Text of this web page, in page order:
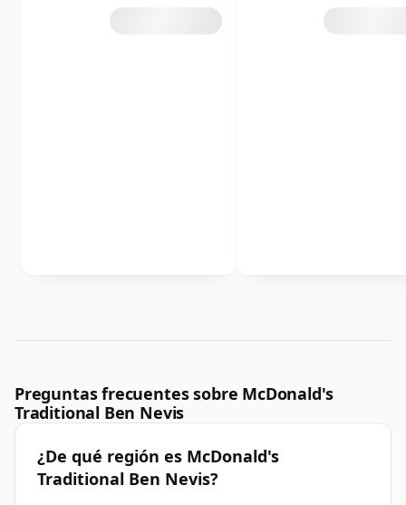
Preguntas frecuentes sobre McDonald's
Traditional Ben Nevis
¿De qué región es McDonald's
Traditional Ben Nevis?